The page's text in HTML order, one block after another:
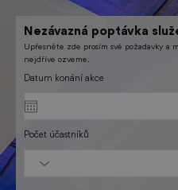
Nezávazná poptávka
Upřesněte zde prosím své požadavky a
nejdříve ozveme.
Datum konání akce
Počet účastníků